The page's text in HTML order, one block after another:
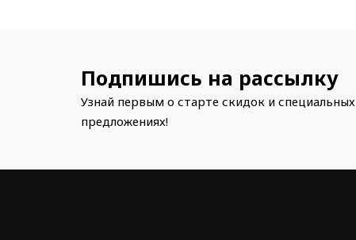
Подпишись на рассылку
Узнай первым о старте скидок и специальных
предложениях!